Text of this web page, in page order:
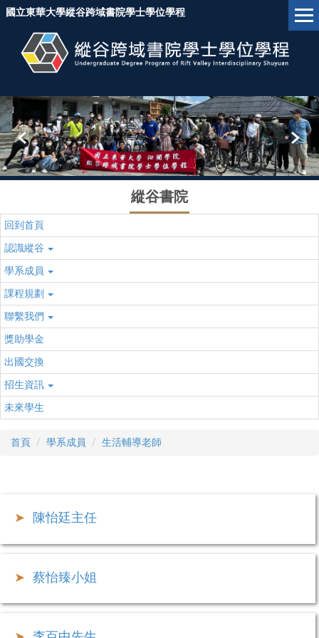
跳
區
塊
國立東華大學縱谷跨域書院學士學位學程
縱谷書院
回到首頁
認識縱谷
學系成員
課程規劃
聯繫我們
獎助學金
出國交換
招生資訊
未來學生
首頁 學系成員 生活輔導老師
陳怡廷主任
蔡怡臻小姐